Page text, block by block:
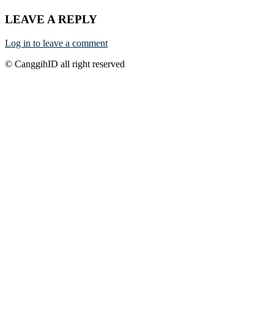
LEAVE A REPLY
Log in to leave a comment
© CanggihID all right reserved